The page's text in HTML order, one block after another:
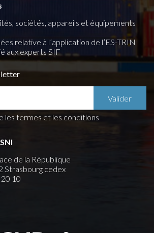
sociétés, appareils et équipements
relative à l’application de l’ES-TRIN
aux experts SIF
les termes et les conditions
de la République
Strasbourg cedex
10